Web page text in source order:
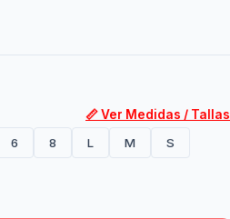
📏 Ver Medidas / Tallas
6 8 L M S